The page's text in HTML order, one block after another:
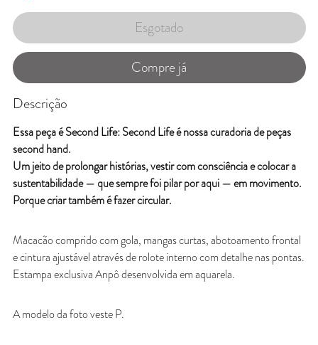
Esgotado
Compre já
Descrição
Essa peça é Second Life: Second Life é nossa curadoria de peças
second hand.
Um jeito de prolongar histórias, vestir com consciência e colocar a
sustentabilidade — que sempre foi pilar por aqui — em movimento.
Porque criar também é fazer circular.
Macacão comprido com gola, mangas curtas, abotoamento frontal
e cintura ajustável através de rolote interno com detalhe nas pontas.
Estampa exclusiva Anpô desenvolvida em aquarela.
A modelo da foto veste P.